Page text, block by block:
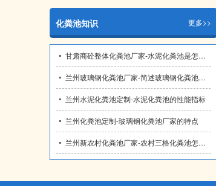
更多>>
化粪池知识
甘肃商砼整体化粪池厂家​-水泥化粪池是怎么安装排列的
兰州玻璃钢化粪池厂家​-简述玻璃钢化粪池几种检修方法
兰州水泥化粪池定制​-水泥化粪池的性能指标
兰州化粪池定制-玻璃钢化粪池厂家的特点
兰州新农村化粪池厂家-农村三格化粪池怎么建？做法是怎么样的？